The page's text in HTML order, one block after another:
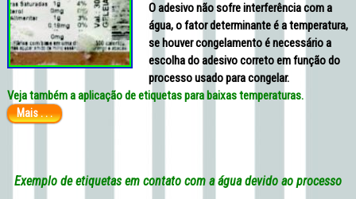
O adesivo não sofre interferência com a
água, o fator determinante é a temperatura,
se houver congelamento é necessário a
escolha do adesivo correto em função do
processo usado para congelar.
Veja também a aplicação de etiquetas para baixas temperaturas.
Mais . . .
Exemplo de etiquetas em contato com a água devido ao processo